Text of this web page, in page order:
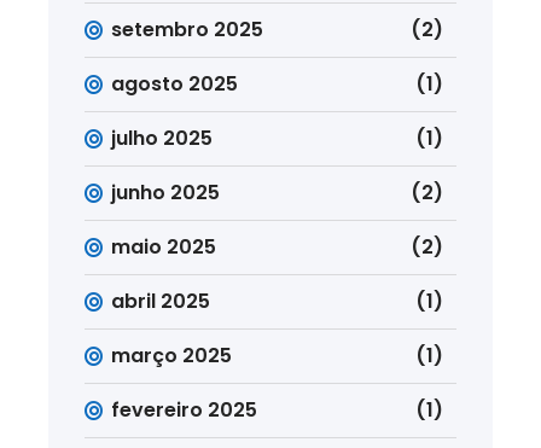
setembro 2025
(2)
agosto 2025
(1)
julho 2025
(1)
junho 2025
(2)
maio 2025
(2)
abril 2025
(1)
março 2025
(1)
fevereiro 2025
(1)